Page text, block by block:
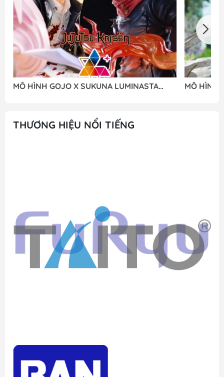
MÔ HÌNH GOJO X SUKUNA LUMINASTA
MÔ HÌNH
THƯƠNG HIỆU NỔI TIẾNG